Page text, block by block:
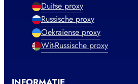
Duitse proxy
Russische proxy
Oekraïense proxy
Wit-Russische proxy